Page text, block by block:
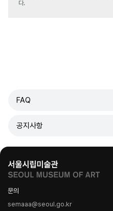
다.
FAQ
공지사항
문의
semaaa@seoul.go.kr